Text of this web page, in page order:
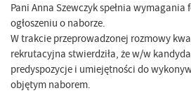
Pani Anna Szewczyk spełnia
ogłoszeniu o naborze.
W trakcie przeprowadzonej rozmowy
rekrutacyjna stwierdziła, że w/w
predyspozycje i umiejętności do
objętym naborem.